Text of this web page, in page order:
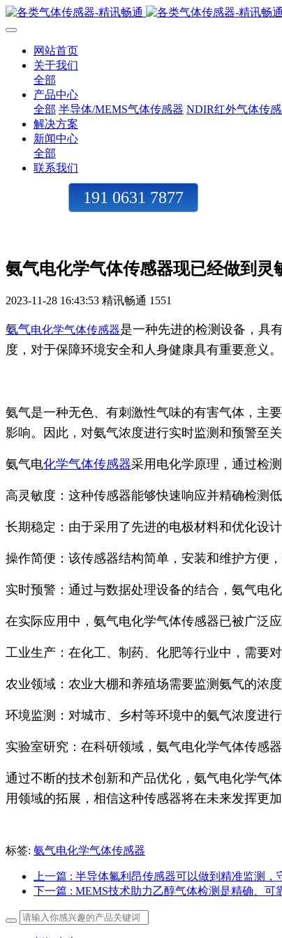
网站首页
关于我们
全部
产品中心
全部 半导体/MEMS气体传感器 NDIR红外气体传
解决方案
新闻中心
全部
联系我们
191 0631 7877
氨气电化学气体传感器现已经做到灵
2023-11-28 16:43:53 精讯畅通 1551
氨气电化学气体传感器是一种先进的检测设备，具
度，对于保障环境安全和人身健康具有重要意义。
氨气是一种无色、有刺激性气味的有害气体，主
影响。因此，对氨气浓度进行实时监测和预警至关
氨气电化学气体传感器采用电化学原理，通过检
高灵敏度：这种传感器能够快速响应并精确检测
长期稳定：由于采用了先进的电极材料和优化设
操作简便：该传感器结构简单，安装和维护方便
实时预警：通过与数据处理设备的结合，氨气电
在实际应用中，氨气电化学气体传感器已被广泛
工业生产：在化工、制药、化肥等行业中，需要
农业领域：农业大棚和养殖场需要监测氨气的浓
环境监测：对城市、乡村等环境中的氨气浓度进
实验室研究：在科研领域，氨气电化学气体传感
通过不断的技术创新和产品优化，氨气电化学气
用领域的拓展，相信这种传感器将在未来发挥更
标签: 氨气电化学气体传感器
上一篇 : 半导体氟利昂传感器可以做到精准监测，
下一篇 : MEMS技术助力乙醇气体检测是精确、可